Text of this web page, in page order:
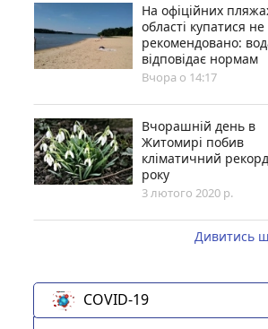
На офіційних
області купатися не
рекомендовано:
відповідає нормам
Вчора о 14:17
Вчорашній день в
Житомирі побив
кліматичний
року
3 лютого 2020 р.
Дивитись
COVID-19